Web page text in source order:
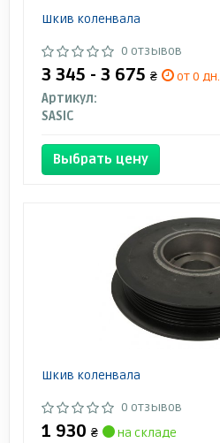
Шкив коленвала
0 отзывов
3 345 - 3 675 ₴
от 0 дн.
Артикул:
SASIC
Выбрать цену
Шкив коленвала
0 отзывов
1 930 ₴
на складе